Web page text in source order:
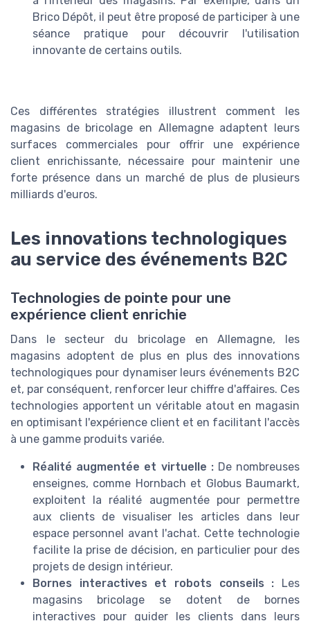
Brico Dépôt, il peut être proposé de participer à une
séance pratique pour découvrir l'utilisation
innovante de certains outils.
Ces différentes stratégies illustrent comment les
magasins de bricolage en Allemagne adaptent leurs
surfaces commerciales pour offrir une expérience
client enrichissante, nécessaire pour maintenir une
forte présence dans un marché de plus de plusieurs
milliards d'euros.
Les innovations technologiques
au service des événements B2C
Technologies de pointe pour une
expérience client enrichie
Dans le secteur du bricolage en Allemagne, les
magasins adoptent de plus en plus des innovations
technologiques pour dynamiser leurs événements B2C
et, par conséquent, renforcer leur chiffre d'affaires. Ces
technologies apportent un véritable atout en magasin
en optimisant l'expérience client et en facilitant l'accès
à une gamme produits variée.
Réalité augmentée et virtuelle :De nombreuses
enseignes, comme Hornbach et Globus Baumarkt,
exploitent la réalité augmentée pour permettre
aux clients de visualiser les articles dans leur
espace personnel avant l'achat. Cette technologie
facilite la prise de décision, en particulier pour des
projets de design intérieur.
Bornes interactives et robots conseils : Les
magasins bricolage se dotent de bornes
interactives pour guider les clients dans leurs